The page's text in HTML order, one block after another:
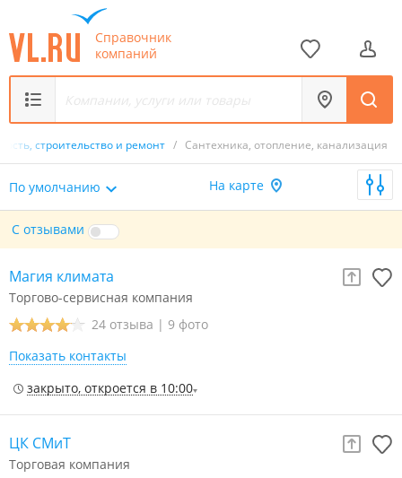
Справочник
компаний
строительство и ремонт / Сантехника, отопление, канализация
По умолчанию На карте
С отзывами
Магия климата
Торгово-сервисная компания
24 отзыва | 9 фото
Показать контакты
закрыто, откроется в 10:00
ЦК СМиТ
Торговая компания